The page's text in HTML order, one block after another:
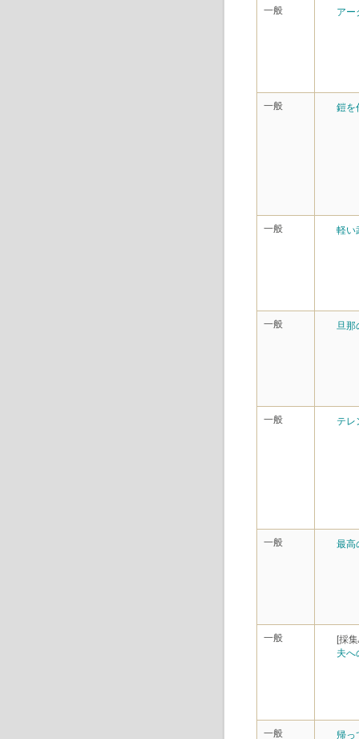
一般 アー
一般 鎧を
一般 軽い
一般 旦那
一般 テレ
一般 最高
一般
[採
夫へ
一般 帰っ